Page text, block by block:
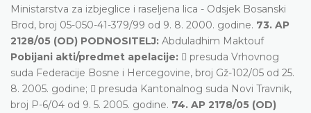
Ministarstva za izbjeglice i raseljena lica - Odsjek Bosanski
Brod, broj 05-050-41-379/99 od 9. 8. 2000. godine. 73. AP
2128/05 (OD) PODNOSITELJ: Abduladhim Maktouf
Pobijani akti/predmet apelacije:  presuda Vrhovnog
suda Federacije Bosne i Hercegovine, broj Gž-102/05 od 25.
8. 2005. godine;  presuda Kantonalnog suda Novi Travnik,
broj P-6/04 od 9. 5. 2005. godine. 74. AP 2178/05 (OD)